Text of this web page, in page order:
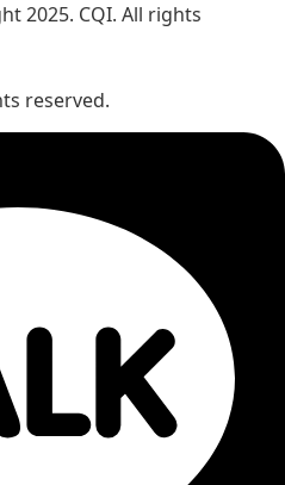
2025. CQI. All rights
reserved.